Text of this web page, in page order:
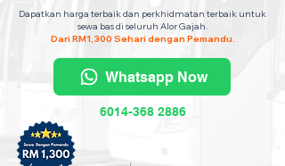
Dapatkan harga terbaik dan perkhidmatan terbaik untuk
sewa bas di seluruh Alor Gajah.
Dari RM1,300 Sehari dengan Pemandu.
Whatsapp Now
6014-368 2886